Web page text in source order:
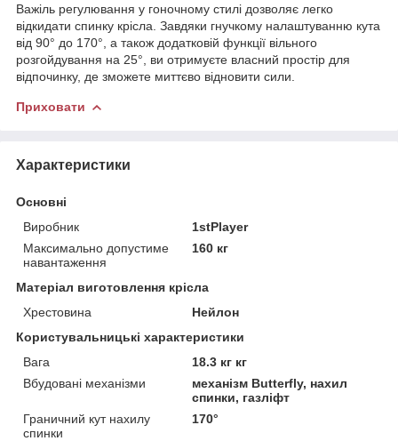
Важіль регулювання у гоночному стилі дозволяє легко
відкидати спинку крісла. Завдяки гнучкому налаштуванню кута
від 90° до 170°, а також додатковій функції вільного
розгойдування на 25°, ви отримуєте власний простір для
відпочинку, де зможете миттєво відновити сили.
Приховати
Характеристики
Основні
Виробник
1stPlayer
Максимально допустиме
навантаження
160 кг
Матеріал виготовлення крісла
Хрестовина
Нейлон
Користувальницькі характеристики
Вага
18.3 кг кг
Вбудовані механізми
механізм Butterfly, нахил
спинки, газліфт
Граничний кут нахилу
спинки
170°